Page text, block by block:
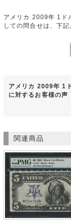
アメリカ 2009年 1
しての問合せは、下
アメリカ 2009年 1
に対するお客様の声
関連商品